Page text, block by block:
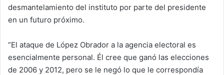
desmantelamiento del instituto por parte del presidente
en un futuro próximo.
“El ataque de López Obrador a la agencia electoral es
esencialmente personal. Él cree que ganó las elecciones
de 2006 y 2012, pero se le negó lo que le correspondía